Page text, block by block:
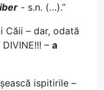
- s.n. (…).”
Căii – dar, odată
– a
ispitirile –